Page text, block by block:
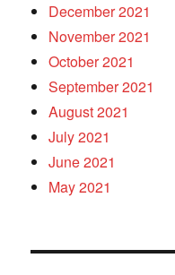
December 2021
November 2021
October 2021
September 2021
August 2021
July 2021
June 2021
May 2021